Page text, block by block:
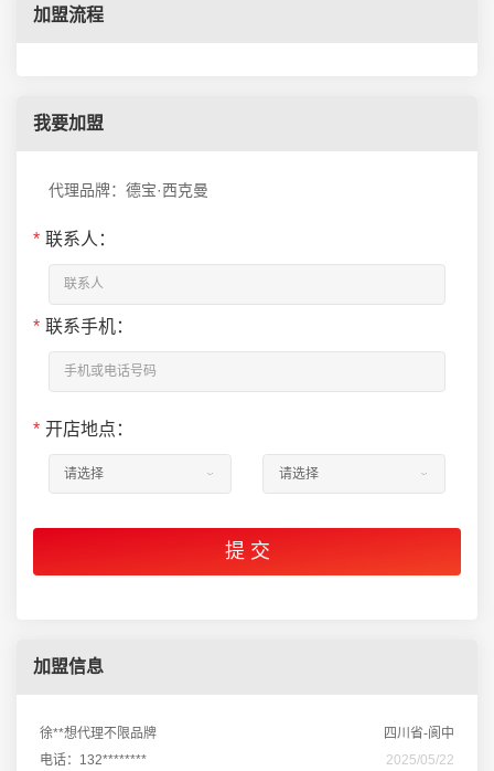
加盟流程
我要加盟
代理品牌：德宝·西克曼
* 联系人：
* 联系手机：
* 开店地点：
加盟信息
徐**想代理不限品牌
四川省-阆中
电话：132********
2025/05/22